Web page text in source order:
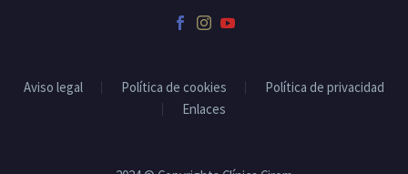
Aviso legal Política de cookies
Política de privacidad
Enlaces